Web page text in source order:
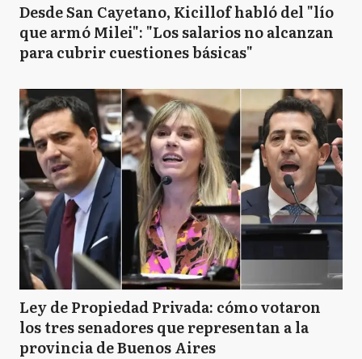
Desde San Cayetano, Kicillof habló del "lío
que armó Milei": "Los salarios no alcanzan
para cubrir cuestiones básicas"
Ley de Propiedad Privada: cómo votaron
los tres senadores que representan a la
provincia de Buenos Aires